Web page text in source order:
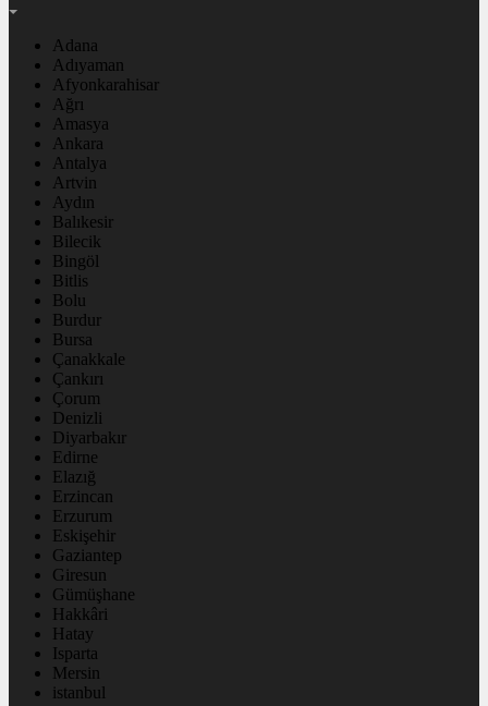
Adana
Adıyaman
Afyonkarahisar
Ağrı
Amasya
Ankara
Antalya
Artvin
Aydın
Balıkesir
Bilecik
Bingöl
Bitlis
Bolu
Burdur
Bursa
Çanakkale
Çankırı
Çorum
Denizli
Diyarbakır
Edirne
Elazığ
Erzincan
Erzurum
Eskişehir
Gaziantep
Giresun
Gümüşhane
Hakkâri
Hatay
Isparta
Mersin
istanbul